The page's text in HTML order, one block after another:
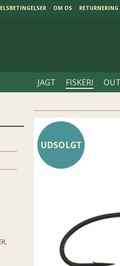
OM OS RETURNERING
JAGT FISKERI
UDSOLGT